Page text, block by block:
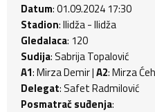
Datum: 01.09.2024 17:30
Stadion: Ilidža - Ilidža
Gledalaca: 120
Sudija: Sabrija Topalović
A1: Mirza Demir |A2: Mirza
Delegat: Safet Radmilović
Posmatrač suđenja: